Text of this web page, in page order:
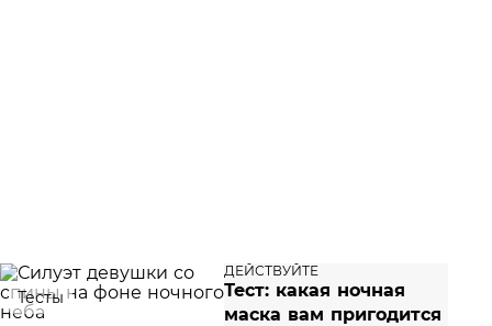
Тесты
ДЕЙСТВУЙТЕ
Тест: какая ночная
маска вам пригодится